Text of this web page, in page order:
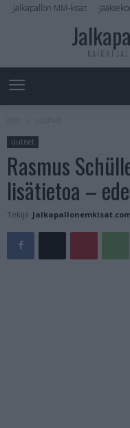
Jalkapallon MM-kisat
KAIKKI
uutiset
Rasmus
lisätietoa –
Tekijä